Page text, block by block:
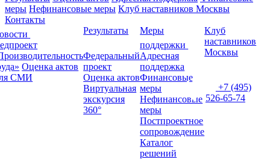
меры Нефинансовые меры Клуб наставников Москвы
Контакты
Оценка актов
СМИ
Результаты
Федеральный
проект
Оценка актов
Виртуальная
экскурсия
360°
Меры
поддержки
Адресная
поддержка
Финансовые
меры
Нефинансовые
меры
Постпроектное
сопровождение
Каталог
решений
Клуб
наставников
Москвы
+7 (495)
526-65-74